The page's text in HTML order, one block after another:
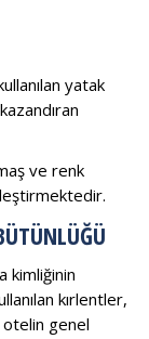
yatak
ve renk
kimliğinin
kırlentler,
genel